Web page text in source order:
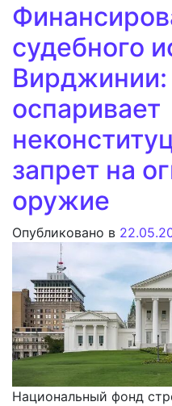
судебного
Вирджинии:
оспаривает
запрет на
оружие
Опубликовано в
Национальный фонд